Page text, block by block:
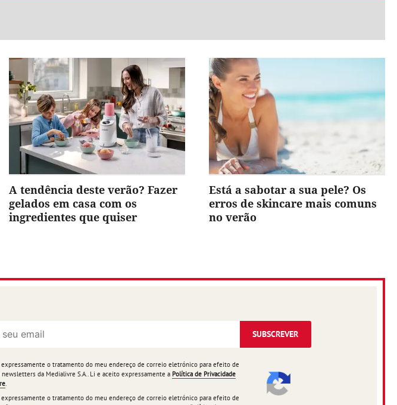
A tendência deste verão? Fazer
gelados em casa com os
ingredientes que quiser
Está a sabotar a sua pele? Os
erros de skincare mais comuns
no verão
SUBSCREVER
o tratamento do meu endereço de correio eletrónico para efeito de
da Medialivre S.A.. Li e aceito expressamente a Política de Privacidade
o tratamento do meu endereço de correio eletrónico para efeito de